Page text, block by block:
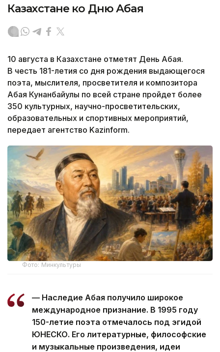
Казахстане ко Дню Абая
10 августа в Казахстане отметят День Абая.
В честь 181-летия со дня рождения выдающегося
поэта, мыслителя, просветителя и композитора
Абая Кунанбайулы по всей стране пройдет более
350 культурных, научно-просветительских,
образовательных и спортивных мероприятий,
передает агентство Kazinform.
Фото: Минкультуры
— Наследие Абая получило широкое
международное признание. В 1995 году
150-летие поэта отмечалось под эгидой
ЮНЕСКО. Его литературные, философские
и музыкальные произведения, идеи